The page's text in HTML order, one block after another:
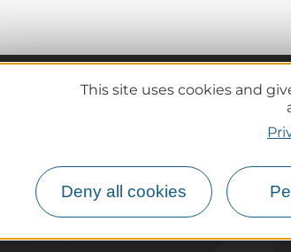
This site uses cookies and
Deny all cookies